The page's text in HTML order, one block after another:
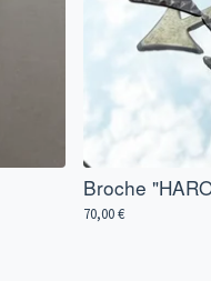
Broche
70,00€